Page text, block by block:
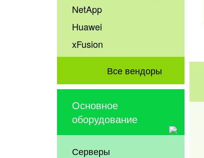
NetApp
Huawei
xFusion
Все вендоры
Основное
оборудование
Серверы